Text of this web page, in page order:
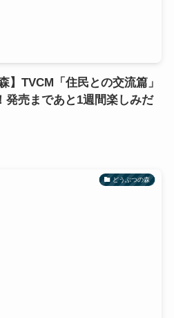
】TVCM「住民との交流篇」
発売まであと1週間楽しみだ
どうぶつの森